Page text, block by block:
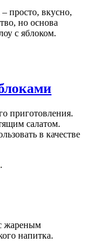
просто, вкусно,
но основа
с яблоком.
приготовления.
салатом.
в качестве
.
жареным
напитка.